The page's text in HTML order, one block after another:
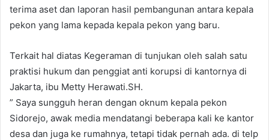
terima aset dan laporan hasil pembangunan antara kepala
pekon yang lama kepada kepala pekon yang baru.
Terkait hal diatas Kegeraman di tunjukan oleh salah satu
praktisi hukum dan penggiat anti korupsi di kantornya di
Jakarta, ibu Metty Herawati.SH.
” Saya sungguh heran dengan oknum kepala pekon
Sidorejo, awak media mendatangi beberapa kali ke kantor
desa dan juga ke rumahnya, tetapi tidak pernah ada. di telp